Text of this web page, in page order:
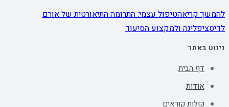
להמשך קריאהטיפול עצמי: התרומה התיאורטית של אורם
לדיסציפלינה ולמקצוע הסיעוד
ניווט באתר
דף הבית
אודות
קולות קוראים